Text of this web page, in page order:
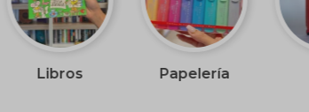
Libros Papelería